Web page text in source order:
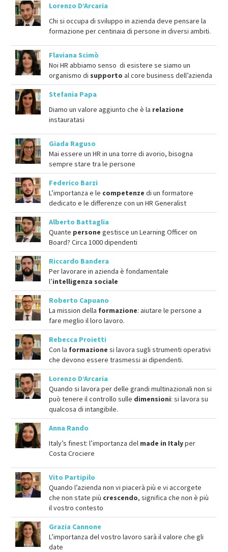
Lorenzo D’Arcaria
Chi si occupa di sviluppo in azienda deve pensare la
formazione per centinaia di persone in diversi ambiti.
Flaviana Scimò
Noi HR abbiamo senso di esistere se siamo un
organismo di supporto al core business dell’azienda
Stefania Papa
Diamo un valore aggiunto che è la relazione
instauratasi
Giada Raguso
Mai essere un HR in una torre di avorio, bisogna
sempre stare tra le persone
Federico Barzi
L’importanza e le competenze di un formatore
dedicato e le differenze con un HR Generalist
Alberto Battaglia
Quante persone gestisce un Learning Officer on
Board? Circa 1000 dipendenti
Riccardo Bandera
Per lavorare in azienda è fondamentale
l’intelligenza sociale
Roberto Capuano
La mission della formazione: aiutare le persone a
fare meglio il loro lavoro.
Rebecca Proietti
Con la formazione si lavora sugli strumenti operativi
che devono essere trasmessi ai dipendenti.
Lorenzo D’Arcaria
Quando si lavora per delle grandi multinazionali non si
può tenere il controllo sulle dimensioni: si lavora su
qualcosa di intangibile.
Anna Rando
Italy’s finest: l’importanza del made in Italyper
Costa Crociere
Vito Partipilo
Quando l’azienda non vi piacerà più e vi accorgete
che non state più crescendo, significa che non è più
il vostro contesto
Grazia Cannone
L’importanza del vostro lavoro sarà il valore che gli
date